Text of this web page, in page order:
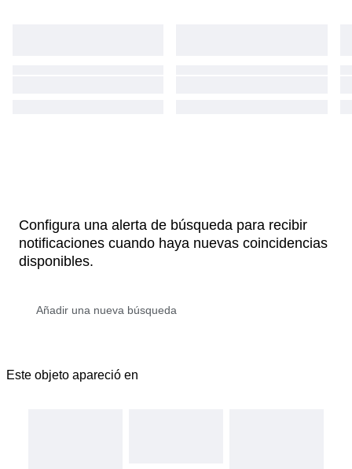
Configura una alerta de búsqueda para recibir
notificaciones cuando haya nuevas coincidencias
disponibles.
Este objeto apareció en